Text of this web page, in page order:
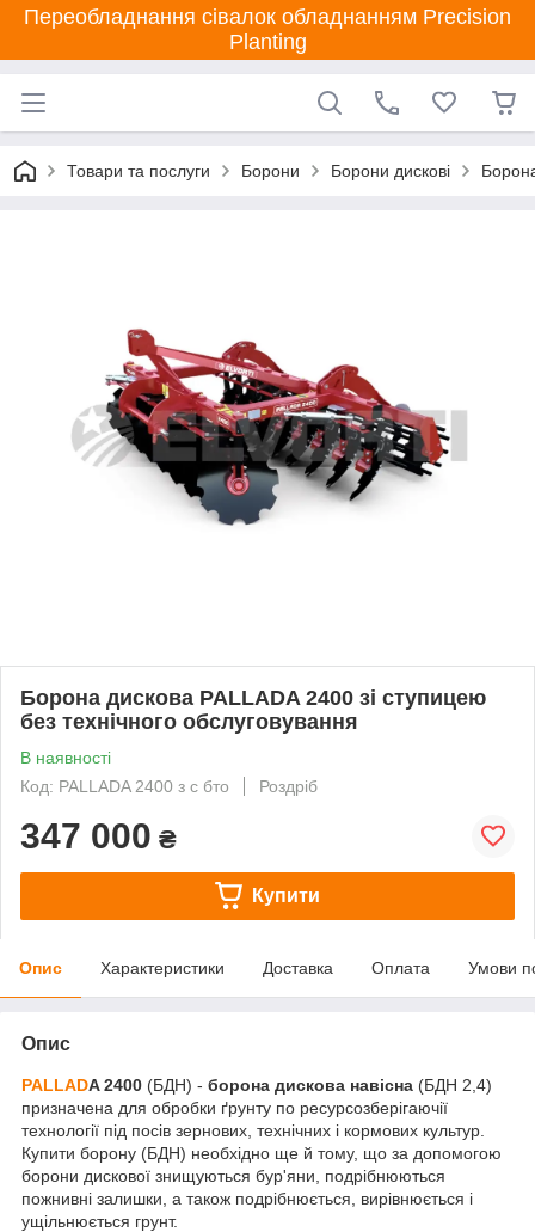
Переобладнання сівалок обладнанням Precision
Planting
Товари та послуги Борони Борони дискові
Борона дискова PALLADA 2400 зі ступицею
без технічного обслуговування
В наявності
Код: PALLADA 2400 з с бто
Роздріб
347 000 ₴
Купити
Опис Характеристики Доставка Оплата Умови
Опис
PALLADA 2400 (БДН) - борона дискова навісна (БДН 2,4)
призначена для обробки ґрунту по ресурсозберігаючії
технології під посів зернових, технічних і кормових культур.
Купити борону (БДН) необхідно ще й тому, що за допомогою
борони дискової знищуються бур'яни, подрібнюються
пожнивні залишки, а також подрібнюється, вирівнюється і
ущільнюється грунт.